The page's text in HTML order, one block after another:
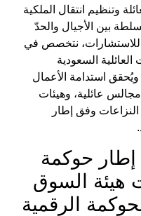
وتنظيم انتقال الملكية
بين الأجيال والحدّ
للاستشارات، نتخصص في
السعودية
استدامة الأعمال
عائلية، وهيئات
وفق إ طار
إطار حوكمة
هيئة السوق
الرقمية